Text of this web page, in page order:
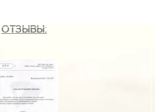
ОТЗЫВЫ: